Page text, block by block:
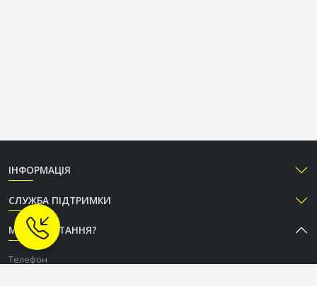
ІНФОРМАЦІЯ
СЛУЖБА ПІДТРИМКИ
МАЄТЕ ПИТАННЯ?
Телефон